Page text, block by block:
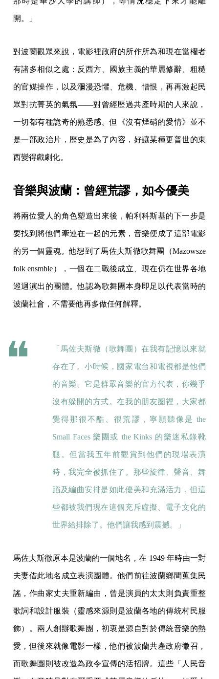
開。」
對波蘭觀眾來說，電影裡政府的所作所為和現在當權者
有諸多相似之處：反西方、國族主義的華麗修辭、粗糙
的官媒操作，以及瀰漫恐懼、危機、憎恨，再再激起民
眾對抗菁英的氣氛——對曾經歷過共產時期的人來說，
一切都有種詭奇的熟悉感。但《沒有煙硝的愛情》並不
是一部政治片，歷史是為了內容，好讓某種更普世的東
西變得戲劇化。
音樂與波蘭：曾經荒謬，如今優美
將兩位愛人的角色塑造出來後，帕利科斯基的下一步是
要找到將他們牽連在一起的元素，音樂便成了這部電影
的另一個靈魂。他想到了馬佐夫斯徹歌舞團（Mazowsze
folk ensmble），一個在二戰後成立、現在仍在世界各地
巡迴演出的團體。他認為歌舞團本身即足以代表當時的
波蘭社會，不需要他再多做任何解釋。
「馬佐夫斯徹（歌舞團）在我有記憶以來就
存在了。小時候，國家電台和電視都是他們
的音樂。它是群眾音樂的官方代表，你幾乎
沒有躲開的方式。在我的朋友圈裡，大家都
覺得那很不酷、很荒謬，寧願聽像是 the
Small Faces 樂團或 the Kinks 的樂迷私錄靴
腿。但當我五年前觀賞到他們的現場表演
時，我完全被抓住了。那些旋律、聲音、舞
蹈及編曲安排是如此優美和充滿活力，但這
些都被我們現在這個充斥虛擬、電子文化的
世界給排除了。他們讓我感到震撼。」
馬佐夫斯徹原本是波蘭的一個地名，在 1949 年時由一對
夫妻借此地名成立表演團體。他們前往波蘭鄉間蒐集民
謠，作曲家丈夫重新編曲，曾是演員的太太則負責重整
歌詞和設計服裝（靈感來源則是波蘭各地的傳統村民服
飾）。兩人創辦歌舞團，初衷是源自對於傳統音樂的熱
愛，但後來就像電影一樣，他們被波蘭共產政府徵召，
而歌舞團則被改造為政令宣傳的活招牌。這些「人民音